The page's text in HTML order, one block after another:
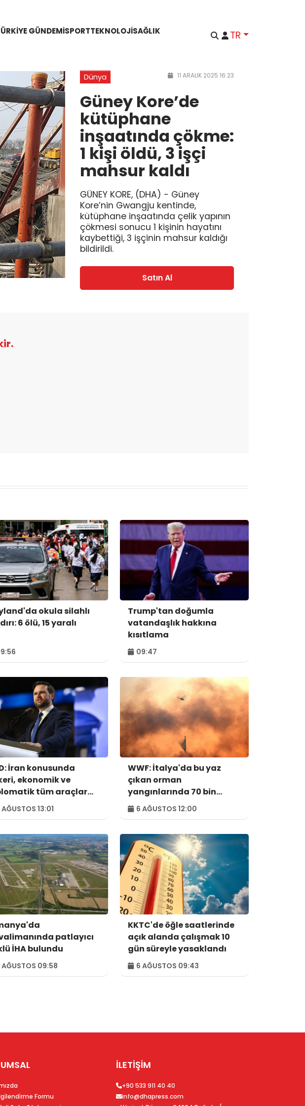
GÜNDEMISPORTTEKNOLOJISAĞLIK
TR
Dünya 11 ARALIK 2025 16:23
Güney Kore’de
kütüphane
inşaatında çökme:
1 kişi öldü, 3 işçi
mahsur kaldı
GÜNEY KORE, (DHA) - Güney
Kore’nin Gwangju kentinde,
kütüphane inşaatında çelik yapının
çökmesi sonucu 1 kişinin hayatını
kaybettiği, 3 işçinin mahsur kaldığı
bildirildi.
Satın Al
okula silahlı
6 ölü, 15 yaralı
Trump'tan doğumla
vatandaşlık hakkına
kısıtlama
09:47
İran konusunda
ekonomik ve
tüm araçlar
AĞUSTOS 13:01
WWF: İtalya'da bu yaz
çıkan orman
yangınlarında 70 bin
hektar alan kül oldu
6 AĞUSTOS 12:00
patlayıcı
İHA bulundu
AĞUSTOS 09:58
KKTC'de öğle saatlerinde
açık alanda çalışmak 10
gün süreyle yasaklandı
6 AĞUSTOS 09:43
Formu
İLETİŞİM
+90 533 911 40 40
info@dhapress.com